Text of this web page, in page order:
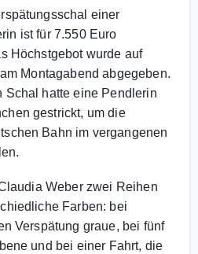
einer
ist für 7.550 Euro
Höchstgebot wurde auf
Montagabend abgegeben.
Schal hatte eine Pendlerin
gestrickt, um die
Bahn im vergangenen
Weber zwei Reihen
Farben: bei
Verspätung graue, bei fünf
und bei einer Fahrt, die